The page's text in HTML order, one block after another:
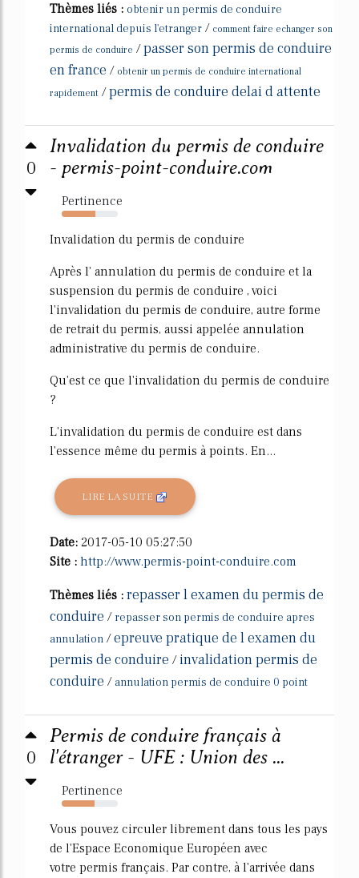
Thèmes liés : obtenir un permis de conduire
international depuis l'etranger / comment faire echanger son
permis de conduire /passer son permis de conduire
en france / obtenir un permis de conduire international
rapidement /permis de conduire delai d attente
0
Invalidation du permis de conduire
- permis-point-conduire.com
Pertinence
60%
Invalidation du permis de conduire
Après l' annulation du permis de conduire et la
suspension du permis de conduire , voici
l'invalidation du permis de conduire, autre forme
de retrait du permis, aussi appelée annulation
administrative du permis de conduire.
Qu'est ce que l'invalidation du permis de conduire
?
L'invalidation du permis de conduire est dans
l'essence même du permis à points. En...
LIRE LA SUITE
Date: 2017-05-10 05:27:50
Site : http://www.permis-point-conduire.com
Thèmes liés : repasser l examen du permis de
conduire / repasser son permis de conduire apres
annulation /epreuve pratique de l examen du
permis de conduire /invalidation permis de
conduire / annulation permis de conduire 0 point
0
Permis de conduire français à
l'étranger - UFE : Union des ...
Pertinence
59%
Vous pouvez circuler librement dans tous les pays
de l'Espace Economique Européen avec
votre permis français. Par contre, à l'arrivée dans